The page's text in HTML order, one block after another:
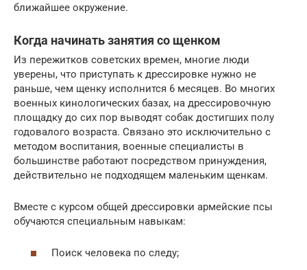
ближайшее окружение.
Когда начинать занятия со щенком
Из пережитков советских времен, многие люди
уверены, что приступать к дрессировке нужно не
раньше, чем щенку исполнится 6 месяцев. Во многих
военных кинологических базах, на дрессировочную
площадку до сих пор выводят собак достигших полу
годовалого возраста. Связано это исключительно с
методом воспитания, военные специалисты в
большинстве работают посредством принуждения,
действительно не подходящем маленьким щенкам.
Вместе с курсом общей дрессировки армейские псы
обучаются специальным навыкам:
Поиск человека по следу;